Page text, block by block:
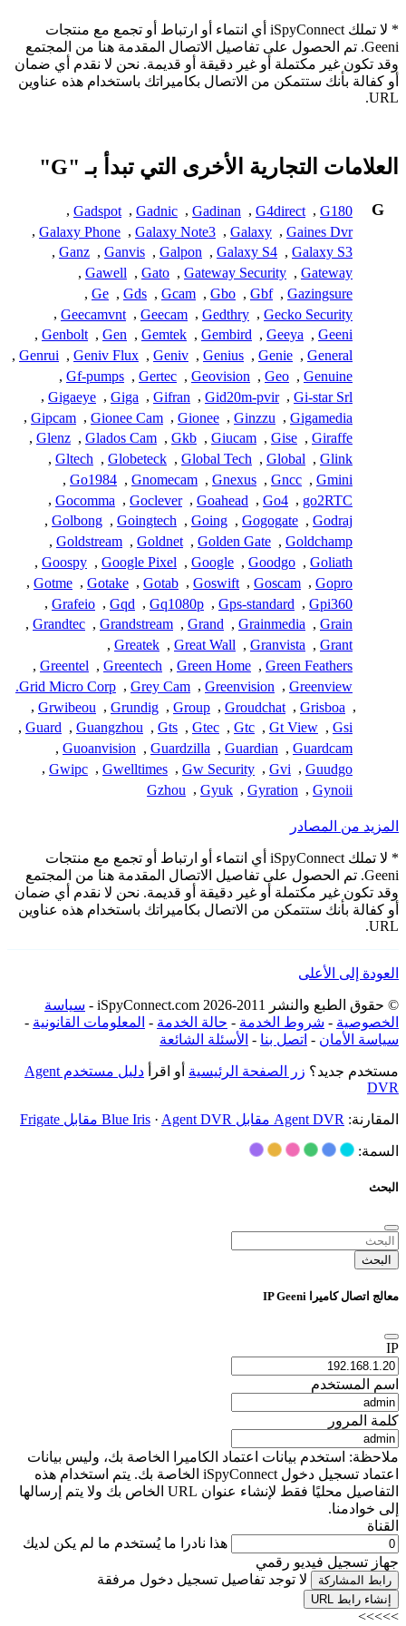
* لا تملك iSpyConnect أي انتماء أو ارتباط أو تجمع مع منتجات
Geeni. تم الحصول على تفاصيل الاتصال المقدمة هنا من المجتمع
وقد تكون غير مكتملة أو غير دقيقة أو قديمة. نحن لا نقدم أي ضمان
أو كفالة بأنك ستتمكن من الاتصال بكاميراتك باستخدام هذه عناوين
URL.
العلامات التجارية الأخرى التي تبدأ بـ "G"
G
G180
,
G4direct
,
Gadinan
,
Gadnic
,
Gadspot
,
Gaines Dvr
,
Galaxy
,
Galaxy Note3
,
Galaxy Phone
,
Galaxy S3
,
Galaxy S4
,
Galpon
,
Ganvis
,
Ganz
,
Gateway
,
Gateway Security
,
Gato
,
Gawell
,
Gazingsure
,
Gbf
,
Gbo
,
Gcam
,
Gds
,
Ge
,
Gecko Security
,
Gedthry
,
Geecam
,
Geecamvnt
,
Geeni
,
Geeya
,
Gembird
,
Gemtek
,
Gen
,
Genbolt
,
General
,
Genie
,
Genius
,
Geniv
,
Geniv Flux
,
Genrui
,
Genuine
,
Geo
,
Geovision
,
Gertec
,
Gf-pumps
,
Gi-star Srl
,
Gid20m-pvir
,
Gifran
,
Giga
,
Gigaeye
,
Gigamedia
,
Ginzzu
,
Gionee
,
Gionee Cam
,
Gipcam
,
Giraffe
,
Gise
,
Giucam
,
Gkb
,
Glados Cam
,
Glenz
,
Glink
,
Global
,
Global Tech
,
Globeteck
,
Gltech
,
Gmini
,
Gncc
,
Gnexus
,
Gnomecam
,
Go1984
,
go2RTC
,
Go4
,
Goahead
,
Goclever
,
Gocomma
,
Godraj
,
Gogogate
,
Going
,
Goingtech
,
Golbong
,
Goldchamp
,
Golden Gate
,
Goldnet
,
Goldstream
,
Goliath
,
Goodgo
,
Google
,
Google Pixel
,
Goospy
,
Gopro
,
Goscam
,
Goswift
,
Gotab
,
Gotake
,
Gotme
,
Gpi360
,
Gps-standard
,
Gq1080p
,
Gqd
,
Grafeio
,
Grain
,
Grainmedia
,
Grand
,
Grandstream
,
Grandtec
,
Grant
,
Granvista
,
Great Wall
,
Greatek
,
Green Feathers
,
Green Home
,
Greentech
,
Greentel
,
Greenview
,
Greenvision
,
Grey Cam
,
Grid Micro Corp.
,
Grisboa
,
Groudchat
,
Group
,
Grundig
,
Grwibeou
,
Gsi
,
Gt View
,
Gtc
,
Gtec
,
Gts
,
Guangzhou
,
Guard
,
Guardcam
,
Guardian
,
Guardzilla
,
Guoanvision
,
Guudgo
,
Gvi
,
Gw Security
,
Gwelltimes
,
Gwipc
,
Gynoii
,
Gyration
,
Gyuk
,
Gzhou
المزيد من المصادر
* لا تملك iSpyConnect أي انتماء أو ارتباط أو تجمع مع منتجات
Geeni. تم الحصول على تفاصيل الاتصال المقدمة هنا من المجتمع
وقد تكون غير مكتملة أو غير دقيقة أو قديمة. نحن لا نقدم أي ضمان
أو كفالة بأنك ستتمكن من الاتصال بكاميراتك باستخدام هذه عناوين
URL.
العودة إلى الأعلى
© حقوق الطبع والنشر 2011-2026 iSpyConnect.com -
سياسة
الخصوصية - شروط الخدمة - حالة الخدمة - المعلومات القانونية -
سياسة الأمان - اتصل بنا - الأسئلة الشائعة
مستخدم جديد؟ زر الصفحة الرئيسية أو اقرأ
دليل مستخدم Agent
DVR
المقارنة: Agent DVR مقابل Blue Iris · Agent DVR مقابل Frigate
السمة:
البحث
البحث
معالج اتصال كاميرا IP Geeni
IP
اسم المستخدم
كلمة المرور
ملاحظة: استخدم بيانات اعتماد الكاميرا الخاصة بك، وليس بيانات
اعتماد تسجيل دخول iSpyConnect الخاصة بك. يتم استخدام هذه
التفاصيل محليًا فقط لإنشاء عنوان URL الخاص بك ولا يتم إرسالها
إلى خوادمنا.
القناة
هذا نادرا ما يُستخدم ما لم يكن لديك
جهاز تسجيل فيديو رقمي
رابط المشاركة لا توجد تفاصيل تسجيل دخول مرفقة
إنشاء رابط URL
>>>>>